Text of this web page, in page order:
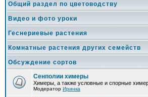
Общий раздел по цветоводству
Видео и фото уроки
Геснериевые растения
Комнатные растения других семейств
Обсуждение сортов
Сенполии химеры
Химеры, а также условные и спорные
Модератор Иринка